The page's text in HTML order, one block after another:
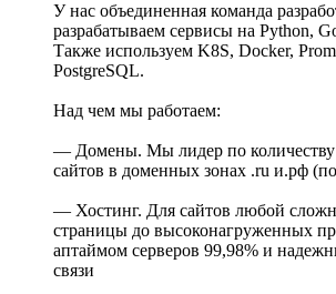
У нас объединенная команда
разрабатываем сервисы на Python,
Также используем K8S, Docker,
PostgreSQL.
Над чем мы работаем:
— Домены. Мы лидер по
сайтов в доменных зонах .ru и.рф
— Хостинг. Для сайтов любой
страницы до высоконагруженных
аптаймом серверов 99,98% и
связи